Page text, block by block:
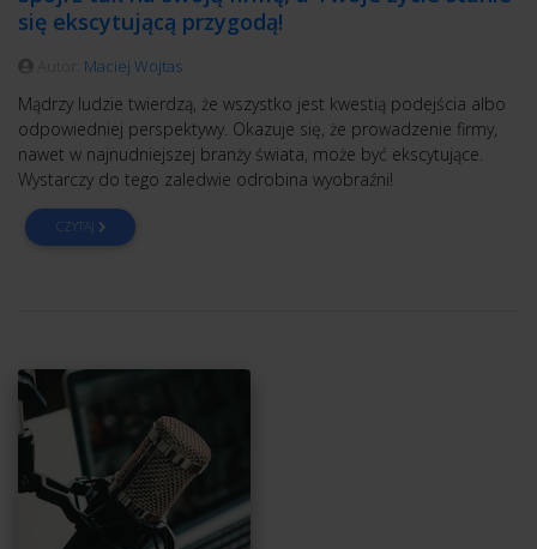
się ekscytującą przygodą!
Maciej Wojtas
Mądrzy ludzie twierdzą, że wszystko jest kwestią podejścia albo
odpowiedniej perspektywy. Okazuje się, że prowadzenie firmy,
nawet w najnudniejszej branży świata, może być ekscytujące.
Wystarczy do tego zaledwie odrobina wyobraźni!
CZYTAJ